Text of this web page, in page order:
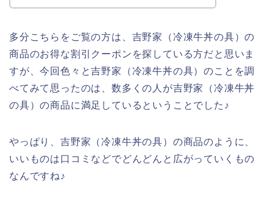
多分こちらをご覧の方は、吉野家（冷凍牛丼の具）の
商品のお得な割引クーポンを探している方だと思いま
すが、今回色々と吉野家（冷凍牛丼の具）のことを調
べてみて思ったのは、数多くの人が吉野家（冷凍牛丼
の具）の商品に満足しているということでした♪
やっぱり、吉野家（冷凍牛丼の具）の商品のように、
いいものは口コミなどでどんどんと広がっていくもの
なんですね♪